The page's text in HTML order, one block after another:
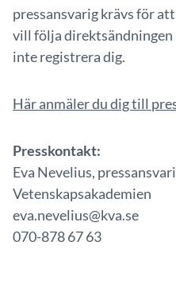
pressansvarig krävs för
vill följa direktsändningen
inte registrera dig.
Här anmäler du dig till
Presskontakt:
Eva Nevelius,
Vetenskapsakademien
eva.nevelius@kva.se
070-878 67 63